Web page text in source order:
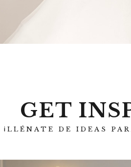
GET
¡LLÉNATE DE IDEAS